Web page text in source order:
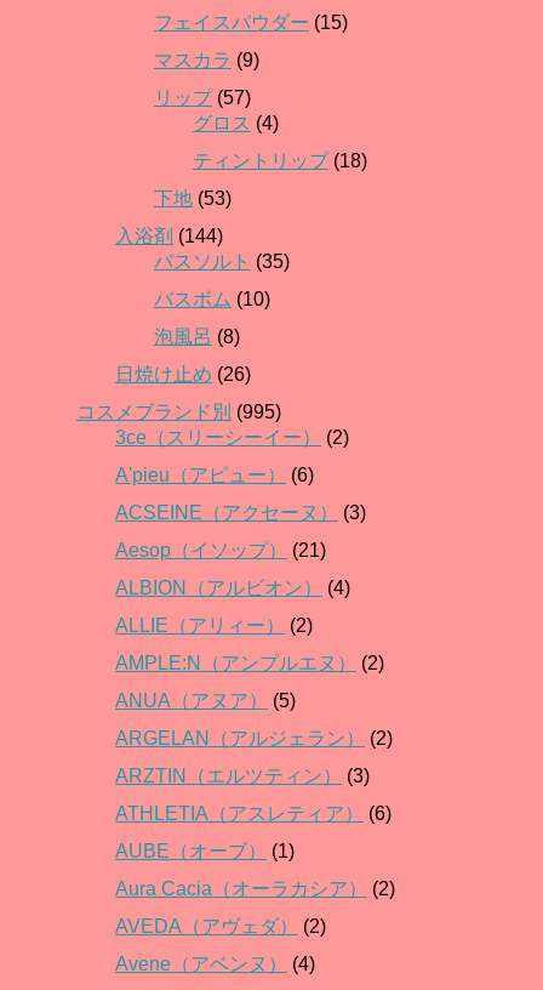
フェイスパウダー (15)
マスカラ (9)
リップ(57)
グロス (4)
ティントリップ(18)
下地 (53)
入浴剤 (144)
バスソルト (35)
バスボム (10)
泡風呂 (8)
日焼け止め (26)
コスメブランド別 (995)
3ce（スリーシーイー）
(2)
A'pieu（アピュー）
(6)
ACSEINE（アクセーヌ）
(3)
Aesop（イソップ）
(21)
ALBION（アルビオン）
(4)
ALLIE（アリィー）
(2)
AMPLE:N（アンプルエヌ）
(2)
ANUA（アヌア）
(5)
ARGELAN（アルジェラン）
(2)
ARZTIN（エルツティン）
(3)
ATHLETIA（アスレティア）
(6)
AUBE（オーブ）
(1)
Aura Cacia（オーラカシア）
(2)
AVEDA（アヴェダ）
(2)
Avene（アベンヌ）
(4)